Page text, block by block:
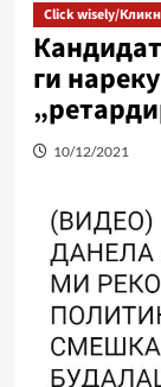
Click wisely/
ги
10/12/2021